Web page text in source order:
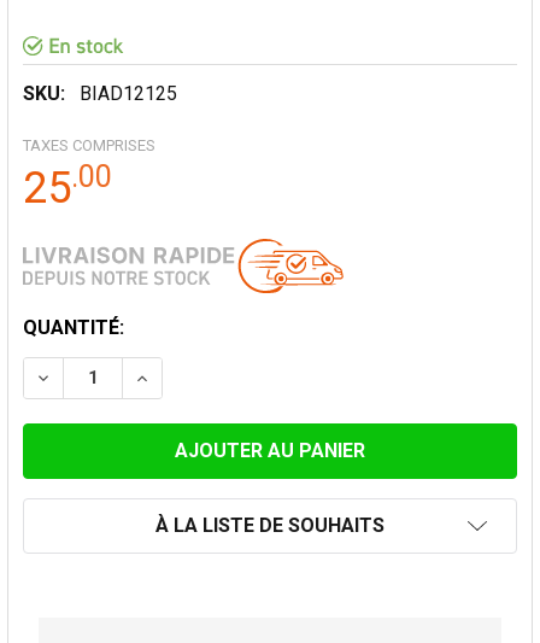
SKU: BIAD12125
TAXES COMPRISES
25.00
STOCK
ACTUEL:
QUANTITÉ:
DIMINUER LA QUANTITÉ DE PIÈCE DE DÉPART SIMPLE
AUGMENTER LA QUANTITÉ DE PIÈCE DE
À LA LISTE DE SOUHAITS